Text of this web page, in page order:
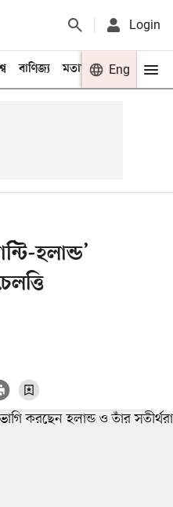
Login
বাণিজ্য মতামত খেলা
Eng
হলান্ড’